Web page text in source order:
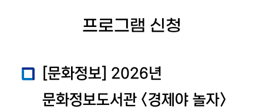
프로그램 신청
[문화정보] 2026년
문화정보도서관 <경제야 놀자>